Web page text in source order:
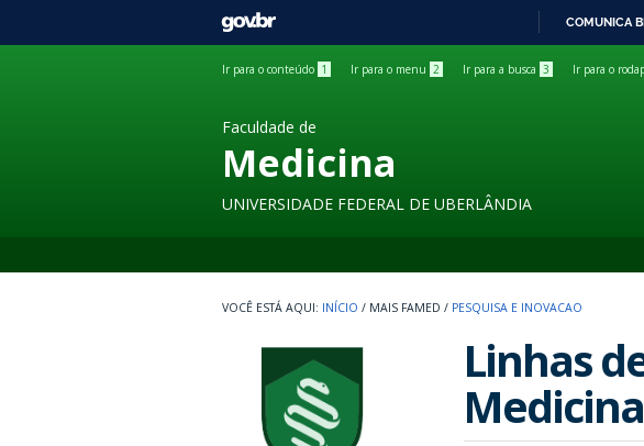
GOVBR
COMUNICA
Ir para o conteúdo 1 Ir para o menu 2 Ir para a busca 3 Ir para o
Faculdade de
Medicina
UNIVERSIDADE FEDERAL DE UBERLÂNDIA
INÍCIO / MAIS FAMED / PESQUISA E INOVACAO
Linhas
Medicina